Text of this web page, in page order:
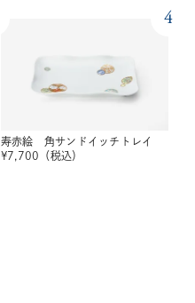
4
寿赤絵 角サンドイッチトレイ
¥7,700 （税込）